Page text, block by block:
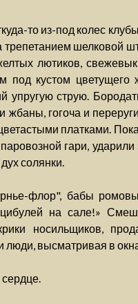
то из-под колес
трепетанием шелковой
лютиков,
под кустом
упругую струю.
жбаны, гогоча и
платками.
гари,
солянки.
флор", бабы
на сале!»
носильщиков,
высматривая в